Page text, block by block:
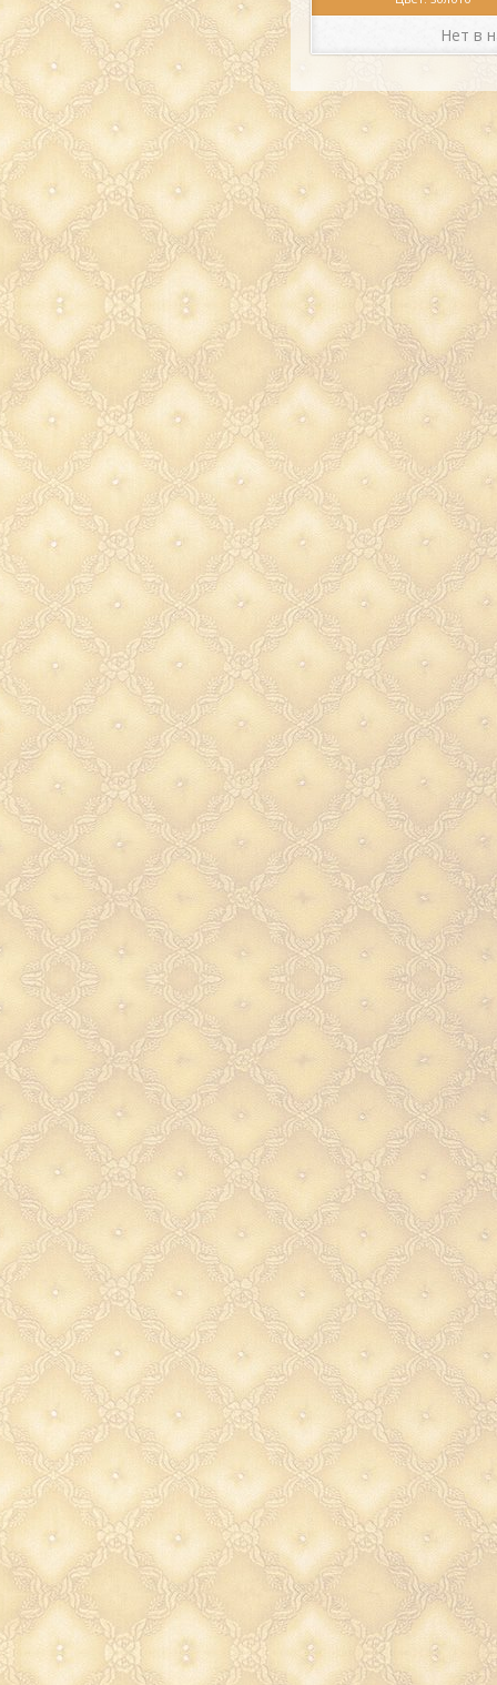
Материал: латунь
Производитель:
ПрекраснаяПодставка
мастерами литейного дела
в очаровательном
Подставка для яиц "Люкс"
(золотая латунь) Италия
из материалов высокого
что дает вам гарантии
прочности аксессуара
годы. Подставка для
4,5х4,5см (золотая
выполнена в прекрасном
цвете, что станет
украшением вашей кухни.
Аксессуары из латуни
остаются популярными и у
прекрасная возможность
интерьер кухни
"Люкс" 4,5х4,5см
Италия. Подставка для
4,5х4,5см (золотая
восхитительно будет
праздничном или
придаст трапезе нотки
богатства.
Аксессуары для кухни
могут стать превосходным
для дорогой вам
Подставка для яиц "Люкс"
(золотая латунь) Италия
найдет свое применение и
теплые воспоминания о
празднике.
Нет в